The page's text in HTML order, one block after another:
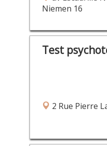
Niemen 16
Test
2 Rue Pierre